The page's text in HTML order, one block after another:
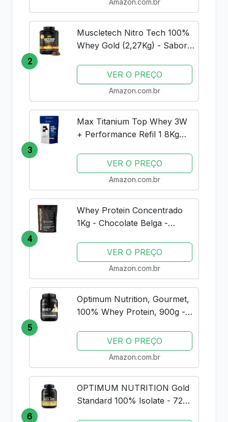
Amazon.com.br
2
Muscletech Nitro Tech 100%
Whey Gold (2,27Kg) - Sabor
Muscle TechVER O PREÇO
Amazon.com.br
3
Max Titanium Top Whey 3W
+ Performance Refil 1 8Kg
VER O PREÇO
Amazon.com.br
4
Whey Protein Concentrado
1Kg - Chocolate Belga -
VER O PREÇO
Amazon.com.br
5
Optimum Nutrition, Gourmet,
100% Whey Protein, 900g -
VER O PREÇO
Amazon.com.br
6
OPTIMUM NUTRITION Gold
Standard 100% Isolate - 720g